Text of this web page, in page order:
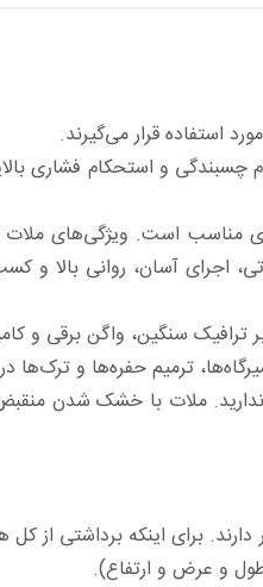
استفاده قرار می‌گیرند.
مناسب است. ویژگی‌های
اجرای آسان، روانی بالا و
سنگین، واگن برقی و
ترمیم حفره‌ها و ترک‌ها
برای اینکه برداشتی از کل
و عرض و ارتفاع).